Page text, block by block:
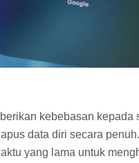
kebebasan kepada
data diri secara
yang lama untuk